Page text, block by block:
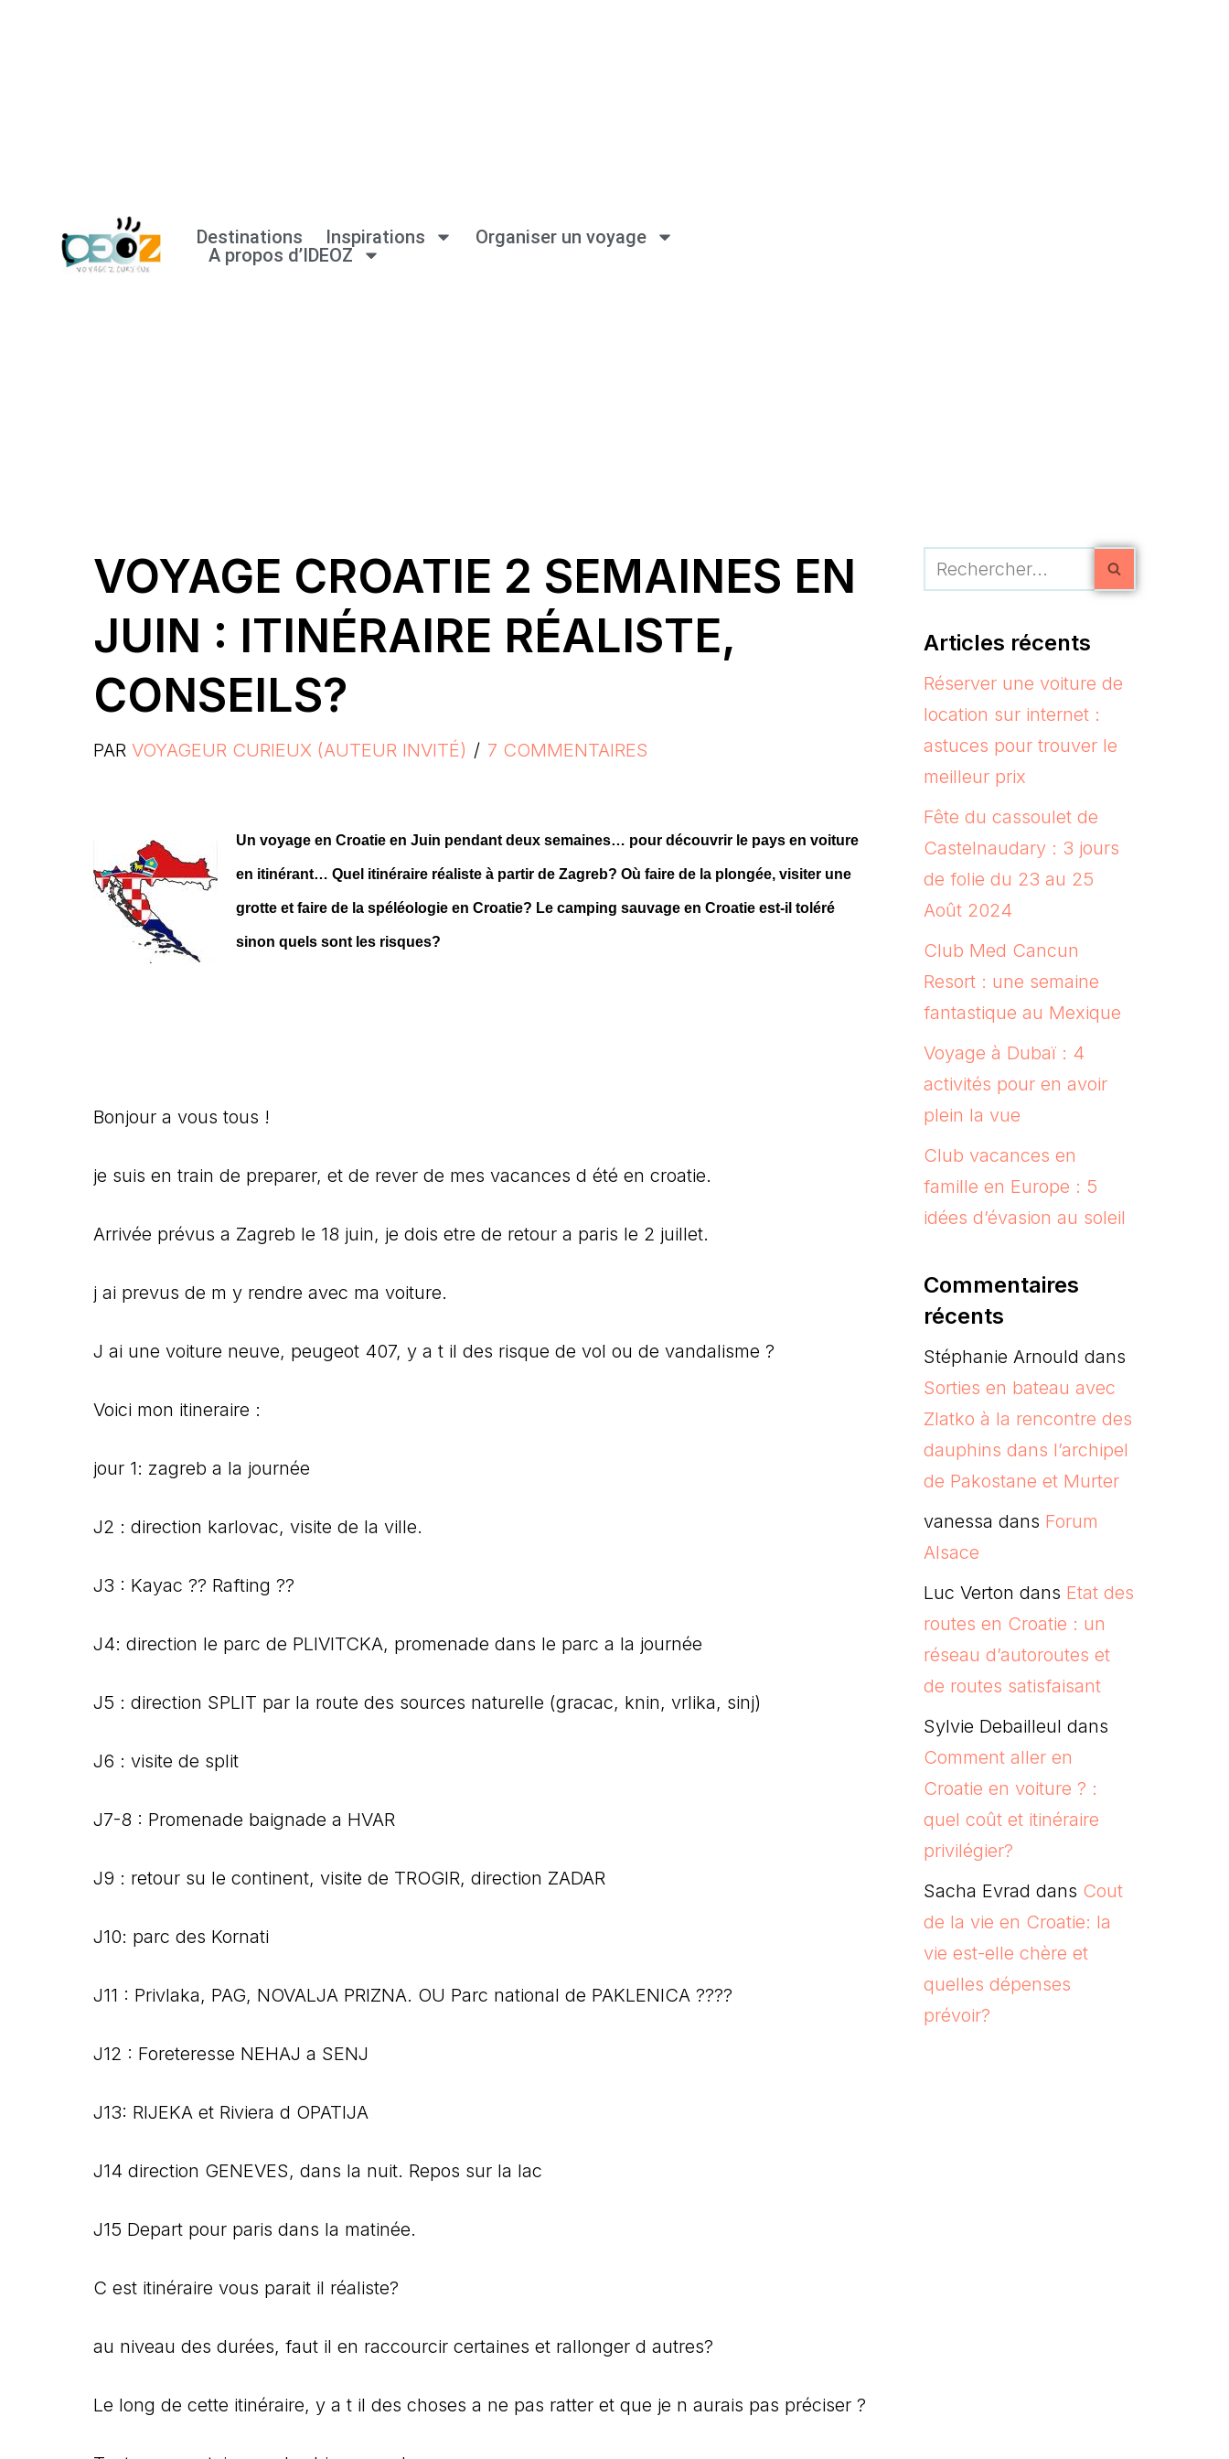
Destinations Inspirations
Organiser un voyage
A propos d’IDEOZ
VOYAGE CROATIE 2 SEMAINES EN
JUIN : ITINÉRAIRE RÉALISTE,
CONSEILS?
PAR VOYAGEUR CURIEUX (AUTEUR INVITÉ) 7 COMMENTAIRES
Un voyage en Croatie en Juin pendant deux semaines… pour découvrir le pays en voiture
en itinérant… Quel itinéraire réaliste à partir de Zagreb? Où faire de la plongée, visiter une
grotte et faire de la spéléologie en Croatie? Le camping sauvage en Croatie est-il toléré
sinon quels sont les risques?
Bonjour a vous tous !
je suis en train de preparer, et de rever de mes vacances d été en croatie.
Arrivée prévus a Zagreb le 18 juin, je dois etre de retour a paris le 2 juillet.
j ai prevus de m y rendre avec ma voiture.
J ai une voiture neuve, peugeot 407, y a t il des risque de vol ou de vandalisme ?
Voici mon itineraire :
jour 1: zagreb a la journée
J2 : direction karlovac, visite de la ville.
J3 : Kayac ?? Rafting ??
J4: direction le parc de PLIVITCKA, promenade dans le parc a la journée
J5 : direction SPLIT par la route des sources naturelle (gracac, knin, vrlika, sinj)
J6 : visite de split
J7-8 : Promenade baignade a HVAR
J9 : retour su le continent, visite de TROGIR, direction ZADAR
J10: parc des Kornati
J11 : Privlaka, PAG, NOVALJA PRIZNA. OU Parc national de PAKLENICA ????
J12 : Foreteresse NEHAJ a SENJ
J13: RIJEKA et Riviera d OPATIJA
J14 direction GENEVES, dans la nuit. Repos sur la lac
J15 Depart pour paris dans la matinée.
C est itinéraire vous parait il réaliste?
au niveau des durées, faut il en raccourcir certaines et rallonger d autres?
Le long de cette itinéraire, y a t il des choses a ne pas ratter et que je n aurais pas préciser ?
Articles récents
Réserver une voiture de
location sur internet :
astuces pour trouver le
meilleur prix
Fête du cassoulet de
Castelnaudary : 3 jours
de folie du 23 au 25
Août 2024
Club Med Cancun
Resort : une semaine
fantastique au Mexique
Voyage à Dubaï : 4
activités pour en avoir
plein la vue
Club vacances en
famille en Europe : 5
idées d’évasion au soleil
Commentaires
récents
Stéphanie Arnould dans
Sorties en bateau avec
Zlatko à la rencontre des
dauphins dans l’archipel
de Pakostane et Murter
vanessa dans Forum
Alsace
Luc Verton dans Etat des
routes en Croatie : un
réseau d’autoroutes et
de routes satisfaisant
Sylvie Debailleul dans
Comment aller en
Croatie en voiture ? :
quel coût et itinéraire
privilégier?
Sacha Evrad dans Cout
de la vie en Croatie: la
vie est-elle chère et
quelles dépenses
prévoir?